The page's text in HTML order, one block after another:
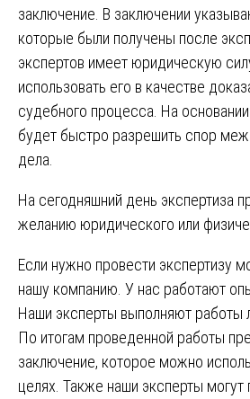
заключение. В заключении
которые были получены после
экспертов имеет юридическую
использовать его в качестве
судебного процесса. На
будет быстро разрешить спор
дела.
На сегодняшний день экспертиза
желанию юридического или
Если нужно провести экспертизу
нашу компанию. У нас работают
Наши эксперты выполняют работы
По итогам проведенной работы
заключение, которое можно
целях. Также наши эксперты могут